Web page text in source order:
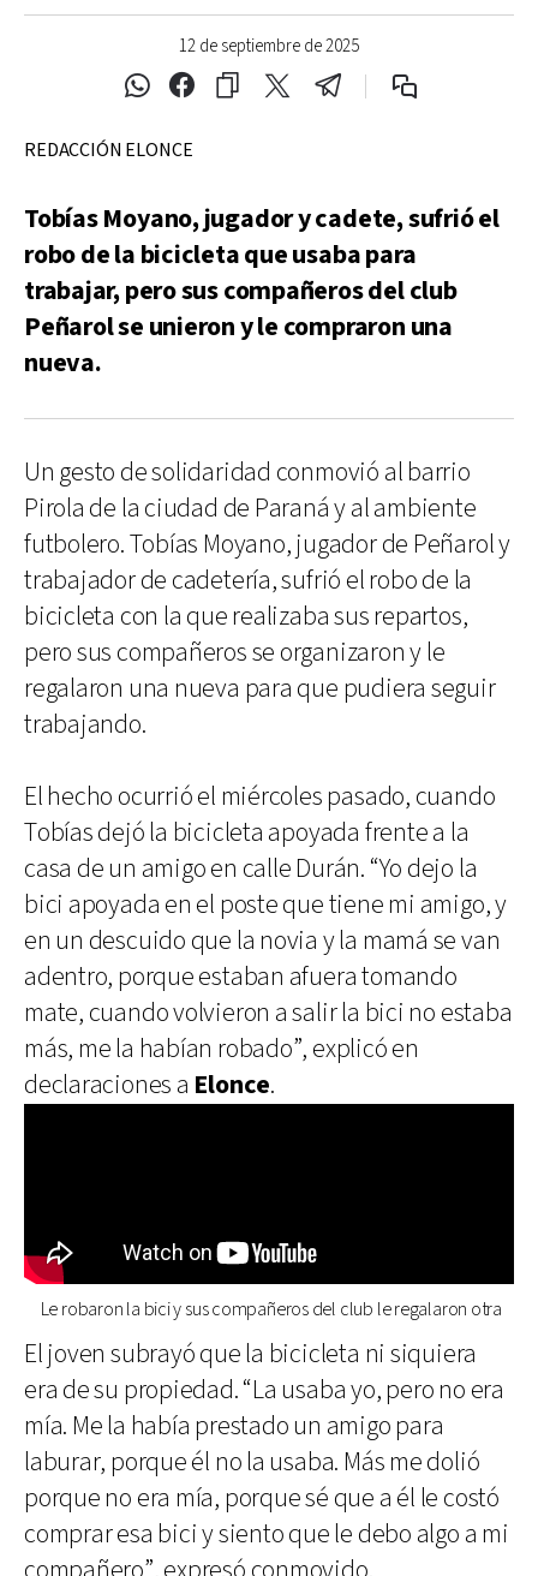
12 de septiembre de 2025
REDACCIÓN ELONCE
Tobías Moyano, jugador y cadete, sufrió el
robo de la bicicleta que usaba para
trabajar, pero sus compañeros del club
Peñarol se unieron y le compraron una
nueva.
Un gesto de solidaridad conmovió al barrio
Pirola de la ciudad de Paraná y al ambiente
futbolero. Tobías Moyano, jugador de Peñarol y
trabajador de cadetería, sufrió el robo de la
bicicleta con la que realizaba sus repartos,
pero sus compañeros se organizaron y le
regalaron una nueva para que pudiera seguir
trabajando.
El hecho ocurrió el miércoles pasado, cuando
Tobías dejó la bicicleta apoyada frente a la
casa de un amigo en calle Durán. “Yo dejo la
bici apoyada en el poste que tiene mi amigo, y
en un descuido que la novia y la mamá se van
adentro, porque estaban afuera tomando
mate, cuando volvieron a salir la bici no estaba
más, me la habían robado”, explicó en
declaraciones a Elonce.
Le robaron la bici y sus compañeros del club le regalaron otra
El joven subrayó que la bicicleta ni siquiera
era de su propiedad. “La usaba yo, pero no era
mía. Me la había prestado un amigo para
laburar, porque él no la usaba. Más me dolió
porque no era mía, porque sé que a él le costó
comprar esa bici y siento que le debo algo a mi